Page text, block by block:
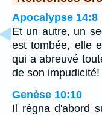
Apocalypse 14:8
Et un autre, un
est tombée, elle
qui a abreuvé
de son impudicité!
Genèse 10:10
Il régna d'abord